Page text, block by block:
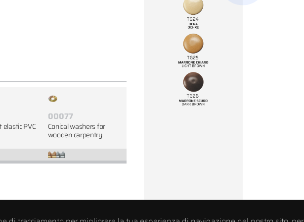
00077
Conical washers for
wooden carpentry
PVC
00077
Conical washers for
wooden carpentry